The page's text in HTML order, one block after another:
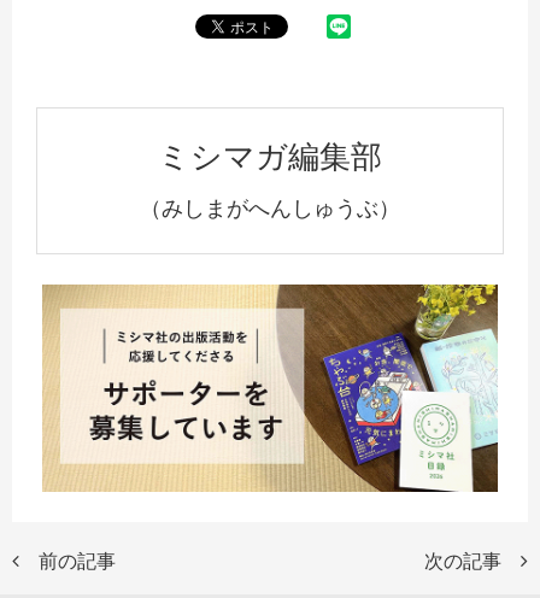
ミシマガ編集部
（みしまがへんしゅうぶ）
前の記事 次の記事